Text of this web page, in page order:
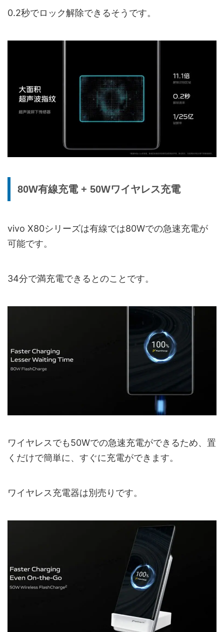
0.2秒でロック解除できるそうです。
80W有線充電 + 50Wワイヤレス充電
vivo X80シリーズは有線では80Wでの急速充電が
可能です。
34分で満充電できるとのことです。
ワイヤレスでも50Wでの急速充電ができるため、置
くだけで簡単に、すぐに充電ができます。
ワイヤレス充電器は別売りです。